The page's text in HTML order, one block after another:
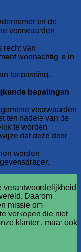
en de
voorwaarden
recht van
woonachtig is in
toepassing.
bepalingen
voorwaarden
ten nadele van de
te worden
dat deze door
worden
verantwoordelijkheid
Daarom
missie om
verkopen die niet
klanten, maar ook